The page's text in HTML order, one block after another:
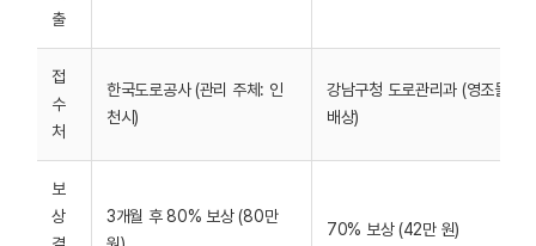
출
접
수
처
한국도로공사 (관리 주체: 인
천시)
강남구청 도로관리과 (영조물
배상)
보
상
3개월 후 80% 보상 (80만
70% 보상 (42만 원)